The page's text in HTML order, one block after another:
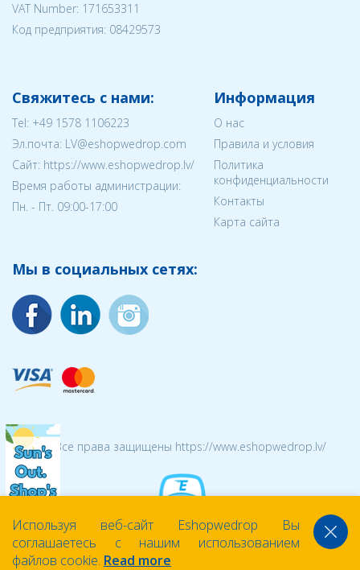
VAT Number: 171653311
Код предприятия: 08429573
Свяжитесь с нами:
Tel: +49 1578 1106223
Эл.почта: LV@eshopwedrop.com
Cайт: https://www.eshopwedrop.lv/
Время работы администрации:
Пн. - Пт. 09:00-17:00
Информация
О нас
Правила и условия
Политика
конфиденциальности
Контакты
Карта сайта
Мы в социальных сетях:
© 2026 Все права защищены https://www.eshopwedrop.lv/
Используя веб-сайт Eshopwedrop Вы
соглашаетесь с нашим использованием
файлов cookie. Read more